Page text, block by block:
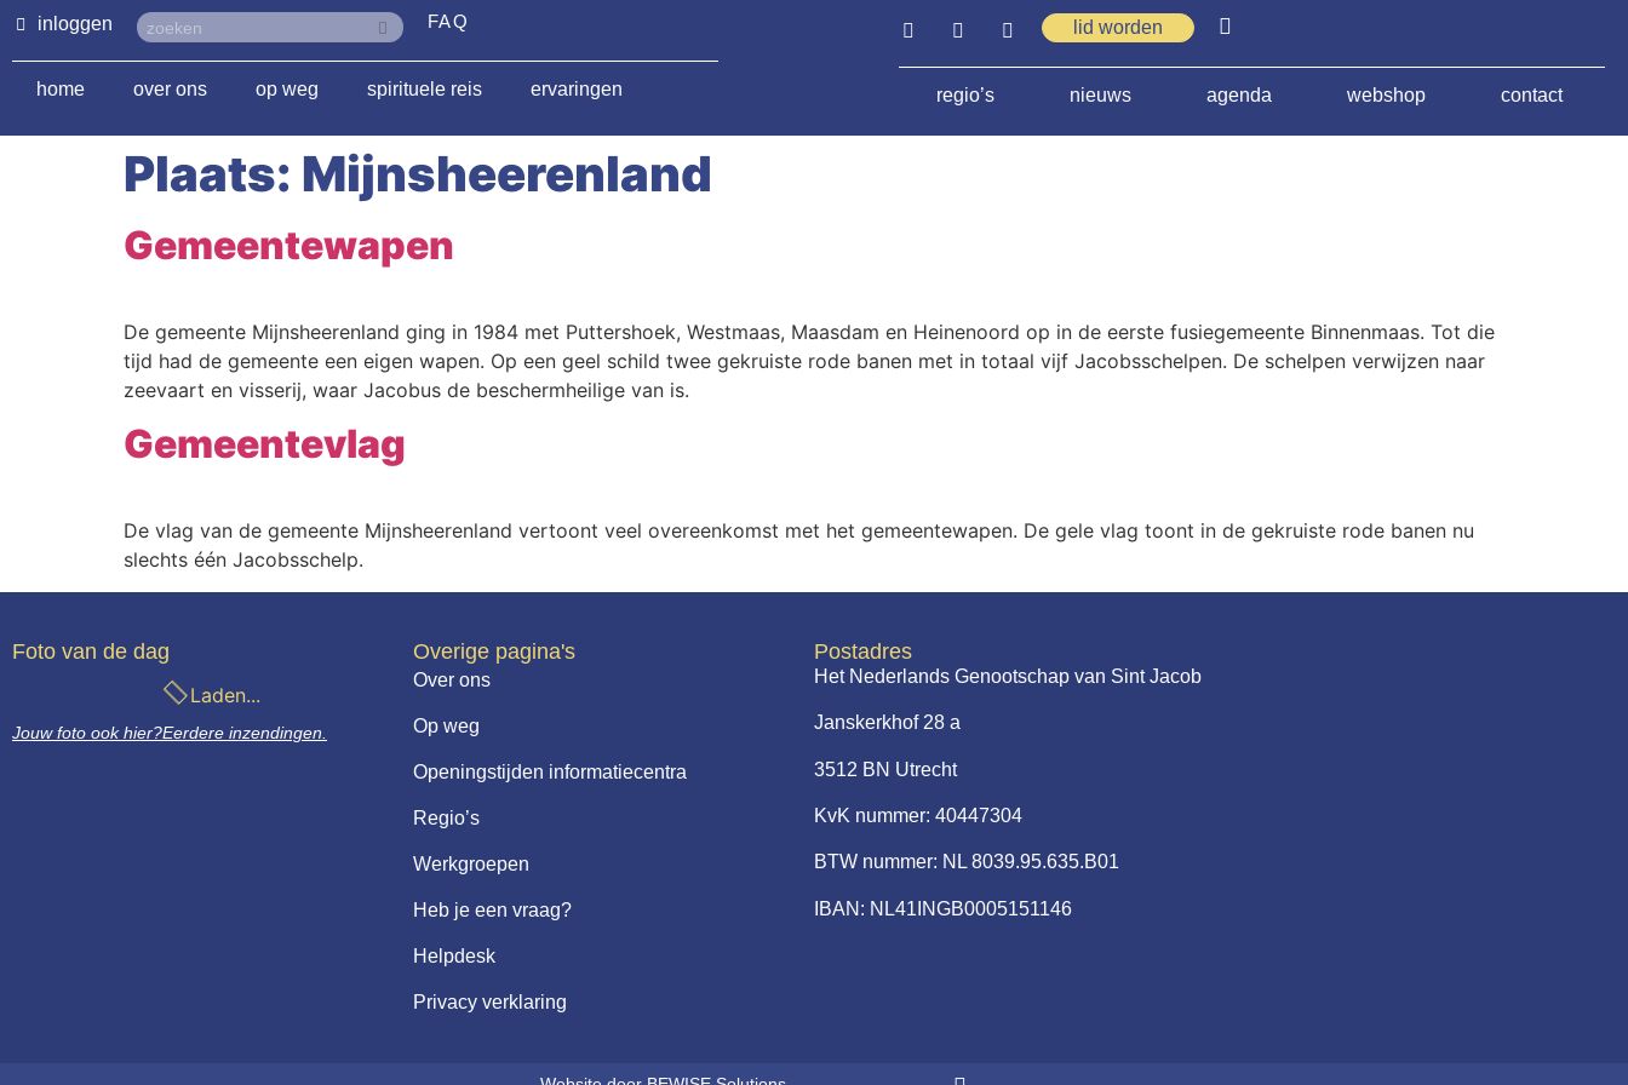
inloggen FAQ
home over ons op weg spirituele reis ervaringen
lid worden
regio’s nieuws agenda webshop contact
Plaats: Mijnsheerenland
Gemeentewapen
De gemeente Mijnsheerenland ging in 1984 met Puttershoek, Westmaas, Maasdam en Heinenoord op in de eerste fusiegemeente Binnenmaas. Tot die
tijd had de gemeente een eigen wapen. Op een geel schild twee gekruiste rode banen met in totaal vijf Jacobsschelpen. De schelpen verwijzen naar
zeevaart en visserij, waar Jacobus de beschermheilige van is.
Gemeentevlag
De vlag van de gemeente Mijnsheerenland vertoont veel overeenkomst met het gemeentewapen. De gele vlag toont in de gekruiste rode banen nu
slechts één Jacobsschelp.
Foto van de dag
Laden...
Jouw foto ook hier?Eerdere inzendingen.
Overige pagina's
Over ons
Op weg
Openingstijden informatiecentra
Regio’s
Werkgroepen
Heb je een vraag?
Helpdesk
Privacy verklaring
Postadres
Het Nederlands Genootschap van Sint Jacob
Janskerkhof 28 a
3512 BN Utrecht
KvK nummer: 40447304
BTW nummer: NL 8039.95.635.B01
IBAN: NL41INGB0005151146